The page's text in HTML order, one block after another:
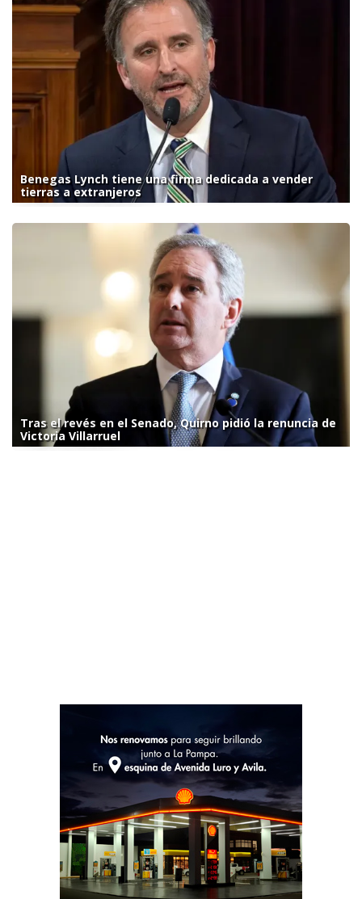
Benegas Lynch tiene una firma dedicada a vender
tierras a extranjeros
Tras el revés en el Senado, Quirno pidió la renuncia de
Victoria Villarruel